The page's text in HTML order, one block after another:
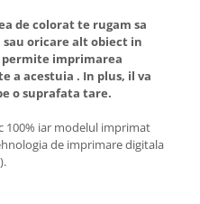
de colorat te rugam sa
oricare alt obiect in
imprimarea
a acestuia . In plus, il va
o suprafata tare.
100% iar modelul imprimat
de imprimare digitala